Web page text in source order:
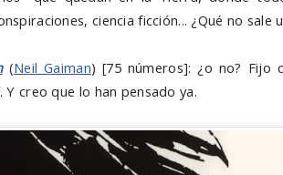
ciencia ficción... ¿Qué no sale
(Neil Gaiman) [75 números]: ¿o no? Fijo
Y creo que lo han pensado ya.